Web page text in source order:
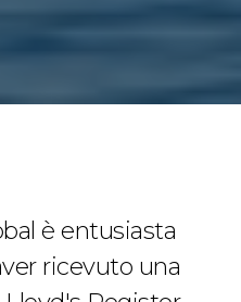
è entusiasta
ricevuto una